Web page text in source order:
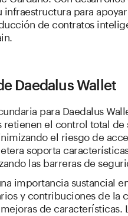
para
de contratos
Daedalus Wallet
para Daedalus
el control total de
el riesgo de
soporta
las barreras de
importancia sustancial
y contribuciones de la
de características.